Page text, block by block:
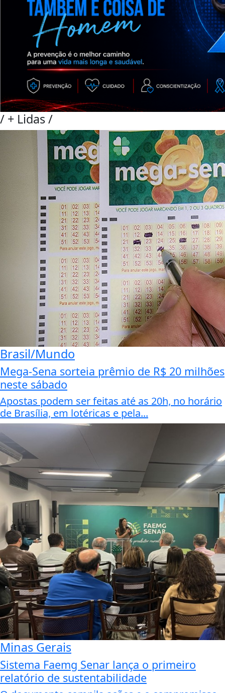
/ + Lidas/
Brasil/Mundo
Mega-Sena sorteia prêmio de R$ 20 milhões
neste sábado
Apostas podem ser feitas até as 20h, no horário
de Brasília, em lotéricas e pela...
Minas Gerais
Sistema Faemg Senar lança o primeiro
relatório de sustentabilidade